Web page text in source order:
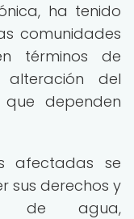
ha tenido
comunidades
términos de
del
dependen
afectadas se
sus derechos y
de agua,